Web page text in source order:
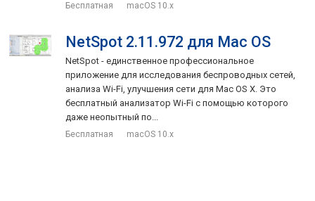
Бесплатная macOS 10.x
NetSpot 2.11.972 для Mac OS
NetSpot - единственное профессиональное
приложение для исследования беспроводных сетей,
анализа Wi-Fi, улучшения сети для Mac OS X. Это
бесплатный анализатор Wi-Fi с помощью которого
даже неопытный по...
Бесплатная macOS 10.x